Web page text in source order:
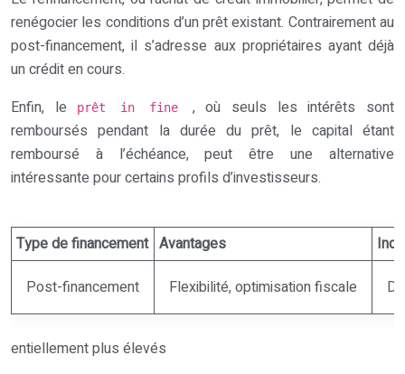
renégocier les conditions d’un prêt existant. Contrairement au
post-financement, il s’adresse aux propriétaires ayant déjà
un crédit en cours.
Enfin, le
prêt in fine , où seuls les intérêts sont
remboursés pendant la durée du prêt, le capital étant
remboursé à l’échéance, peut être une alternative
intéressante pour certains profils d’investisseurs.
Type de financement Avantages
Post-financement
Flexibilité, optimisation fiscale
entiellement plus élevés